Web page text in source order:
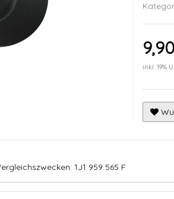
inkl. 19%
1J1 959 565 F